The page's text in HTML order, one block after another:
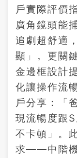
戶實際評價
廣角鏡頭能
追劇超舒適
顯」。更關
金邊框設計
化讓操作流
戶分享：「
現流暢度跟
不卡頓」。
求——中階機